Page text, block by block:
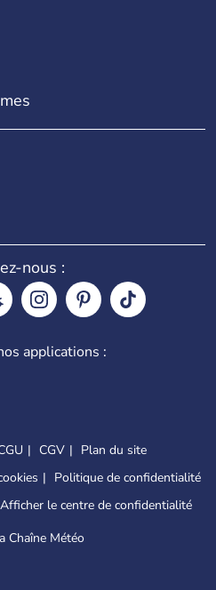
nous :
applications :
CGV
Plan du site
Politique de confidentialité
Afficher le centre de confidentialité
Chaîne Météo